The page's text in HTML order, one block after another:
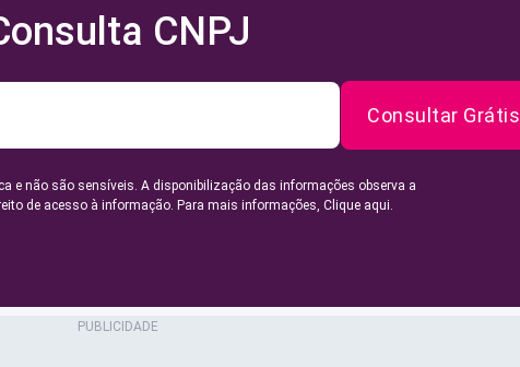
CNPJ
Consultar Grátis
e não são sensíveis. A disponibilização das informações observa a
de acesso à informação. Para mais informações, Clique aqui.